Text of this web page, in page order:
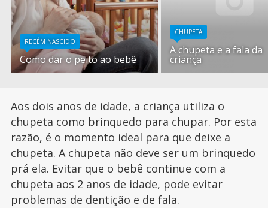
RECÉM NASCIDO
Como dar o peito ao bebê
CHUPETA
A chupeta e a fala da
criança
Aos dois anos de idade, a criança utiliza o
chupeta como brinquedo para chupar. Por esta
razão, é o momento ideal para que deixe a
chupeta. A chupeta não deve ser um brinquedo
prá ela. Evitar que o bebê continue com a
chupeta aos 2 anos de idade, pode evitar
problemas de dentição e de fala.